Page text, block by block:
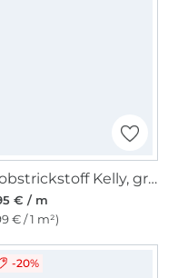
Grobstrickstoff Kelly, grün
€ / m
€ / 1 m²)
-20%